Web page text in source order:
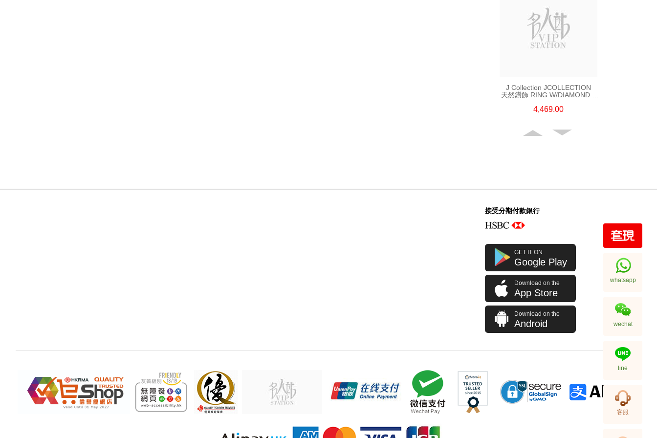
J Collection JCOLLECTION
天然鑽飾 RING W/DIAMOND 5
CT18KR 2.62 GM (EUR 55)
4,469.00
J Collection JCOLLECTION
天然鑽飾 RING W/DIAMOND 70
RDDI 0.63 CT18KW 4.45 GM
(CZ)
7,114.00
接受分期付款銀行
GET IT ON
Google Play
Download on the
App Store
Download on the
Android
whatsapp
wechat
line
客服